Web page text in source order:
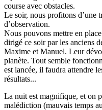
course avec obstacles.
Le soir, nous profitons d’une
d’observation.
Nous pouvons mettre en
dirigé ce soir par les anciens
Maxime et Manuel. Leur
planète. Tout semble
est lancée, il faudra attendre
résultats...
La nuit est magnifique, et on
malédiction (mauvais temps